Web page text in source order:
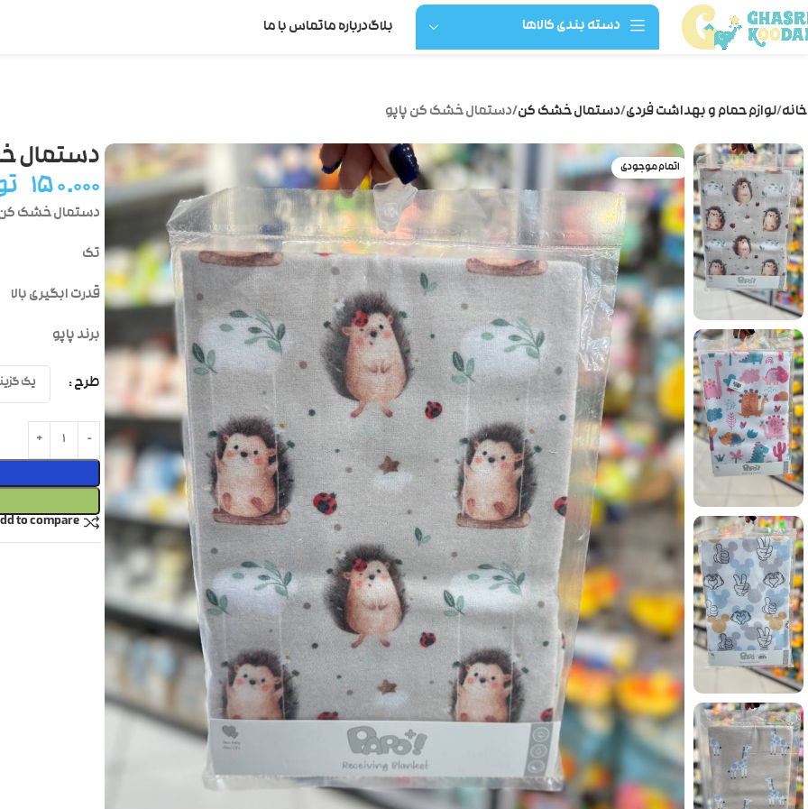
دسته بندی کالاها بلاگدرباره ماتماس با ما
خانه لوازم حمام و بهداشت فردی دستمال خشک کن دستمال خشک کن پاپو
اتمام موجودی
دستمال
۱۵۰.۰۰۰
دستمال خشک
تک
قدرت ابگیری بالا
برند پاپو
طرح
to compare